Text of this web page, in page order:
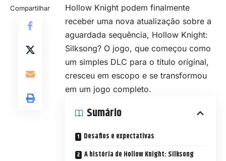
Compartilhar
Hollow Knight podem finalmente
receber uma nova atualização sobre a
aguardada sequência, Hollow Knight:
Silksong? O jogo, que começou como
um simples DLC para o título original,
cresceu em escopo e se transformou
em um jogo completo.
Sumário
Desafios e expectativas
A história de Hollow Knight: Silksong